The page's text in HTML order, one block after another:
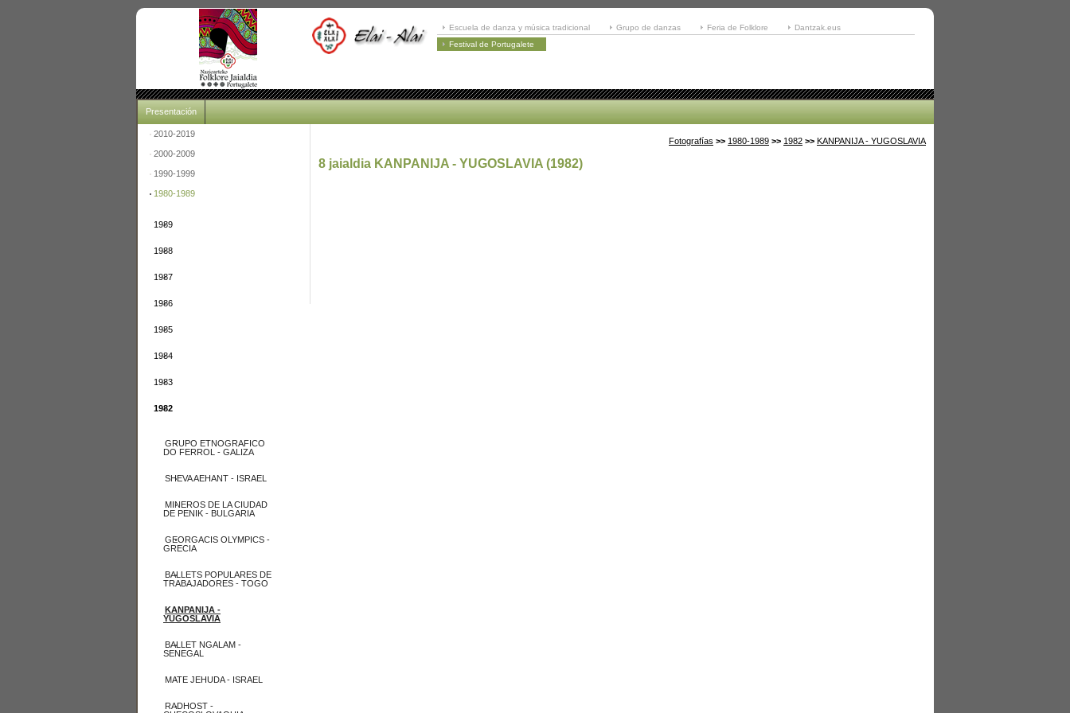
Escuela de danza y música tradicional Grupo de danzas Feria de Folklore
Dantzak.eus
Festival de Portugalete
Presentación
2010-2019
2000-2009
1990-1999
1980-1989
1989
1988
1987
1986
1985
1984
1983
1982
GRUPO ETNOGRAFICO
DO FERROL - GALIZA
SHEVA AEHANT - ISRAEL
MINEROS DE LA CIUDAD
DE PENIK - BULGARIA
GEORGACIS OLYMPICS -
GRECIA
BALLETS POPULARES DE
TRABAJADORES - TOGO
KANPANIJA -
YUGOSLAVIA
BALLET NGALAM -
SENEGAL
MATE JEHUDA - ISRAEL
RADHOST -
Fotografías >> 1980-1989 >> 1982 >> KANPANIJA - YUGOSLAVIA
8 jaialdia KANPANIJA - YUGOSLAVIA (1982)